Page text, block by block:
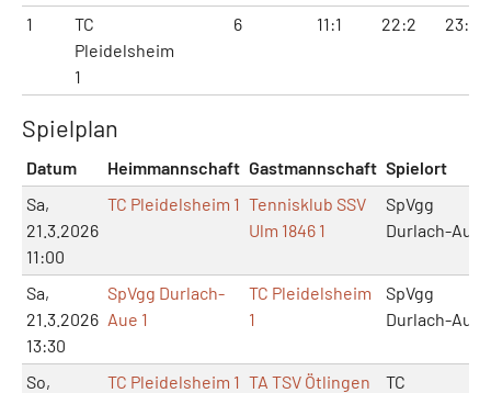
1
TC
Pleidelsheim
1
6 11:1 22:2 23:2
Spielplan
Datum Heimmannschaft Gastmannschaft Spielort
Sa,
21.3.2026
11:00
TC Pleidelsheim 1 Tennisklub SSV
Ulm 1846 1
SpVgg
Durlach-Aue
Sa,
21.3.2026
13:30
SpVgg Durlach-
Aue 1
TC Pleidelsheim
1
SpVgg
Durlach-Aue
So,
TC Pleidelsheim 1 TA TSV Ötlingen
TC